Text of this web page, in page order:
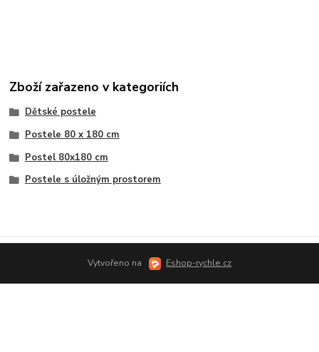
Zboží zařazeno v kategoriích
Dětské postele
Postele 80 x 180 cm
Postel 80x180 cm
Postele s úložným prostorem
Vytvořeno na Eshop-rychle.cz